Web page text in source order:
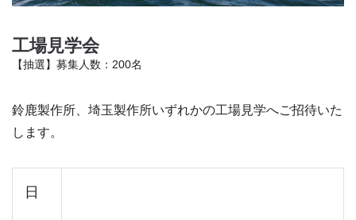
工場見学会
【抽選】募集人数：200名
鈴鹿製作所、埼玉製作所いずれかの工場見学へご招待いた
します。
日